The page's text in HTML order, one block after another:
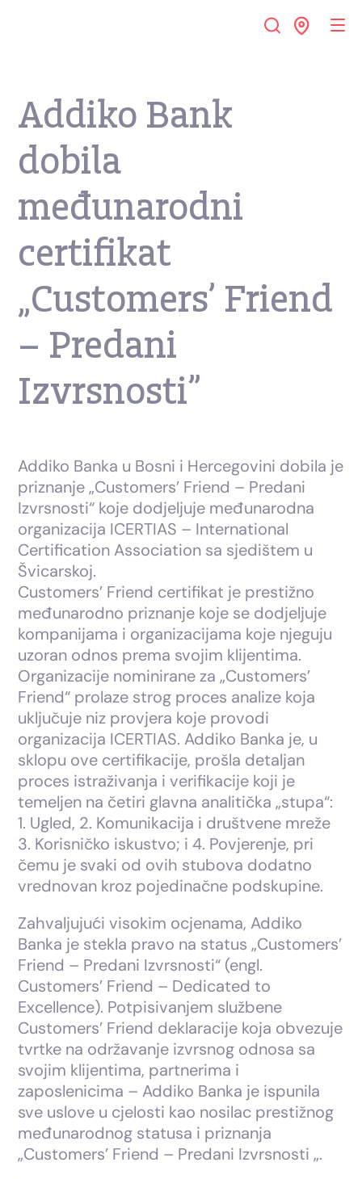
Addiko Bank
dobila
međunarodni
certifikat
„Customers’ Friend
– Predani
Izvrsnosti”
Addiko Banka u Bosni i Hercegovini dobila je
priznanje „Customers’ Friend – Predani
Izvrsnosti“ koje dodjeljuje međunarodna
organizacija ICERTIAS – International
Certification Association sa sjedištem u
Švicarskoj.
Customers’ Friend certifikat je prestižno
međunarodno priznanje koje se dodjeljuje
kompanijama i organizacijama koje njeguju
uzoran odnos prema svojim klijentima.
Organizacije nominirane za „Customers’
Friend“ prolaze strog proces analize koja
uključuje niz provjera koje provodi
organizacija ICERTIAS. Addiko Banka je, u
sklopu ove certifikacije, prošla detaljan
proces istraživanja i verifikacije koji je
temeljen na četiri glavna analitička „stupa“:
1. Ugled, 2. Komunikacija i društvene mreže
3. Korisničko iskustvo; i 4. Povjerenje, pri
čemu je svaki od ovih stubova dodatno
vrednovan kroz pojedinačne podskupine.
Zahvaljujući visokim ocjenama, Addiko
Banka je stekla pravo na status „Customers’
Friend – Predani Izvrsnosti“ (engl.
Customers’ Friend – Dedicated to
Excellence). Potpisivanjem službene
Customers’ Friend deklaracije koja obvezuje
tvrtke na održavanje izvrsnog odnosa sa
svojim klijentima, partnerima i
zaposlenicima – Addiko Banka je ispunila
sve uslove u cjelosti kao nosilac prestižnog
međunarodnog statusa i priznanja
„Customers’ Friend – Predani Izvrsnosti „.